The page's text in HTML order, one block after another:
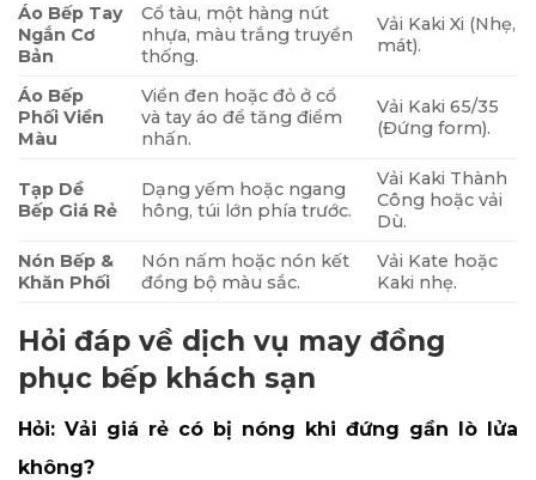
Áo Bếp Tay
Ngắn Cơ
Bản
Cổ tàu, một hàng nút
nhựa, màu trắng truyền
thống.
Vải Kaki Xi (Nhẹ,
mát).
Áo Bếp
Phối Viền
Màu
Viền đen hoặc đỏ ở cổ
và tay áo để tăng điểm
nhấn.
Vải Kaki 65/35
(Đứng form).
Tạp Dề
Bếp Giá Rẻ
Dạng yếm hoặc ngang
hông, túi lớn phía trước.
Vải Kaki Thành
Công hoặc vải
Dù.
Nón Bếp &
Khăn Phối
Nón nấm hoặc nón kết
đồng bộ màu sắc.
Vải Kate hoặc
Kaki nhẹ.
Hỏi đáp về dịch vụ may đồng
phục bếp khách sạn
Hỏi: Vải giá rẻ có bị nóng khi đứng gần lò lửa
không?